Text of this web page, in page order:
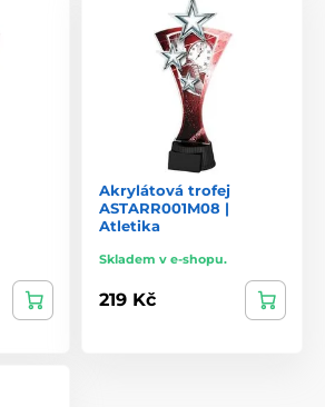
Akrylátová trofej
ASTARR001M08 |
Atletika
Skladem v e-shopu.
219 Kč